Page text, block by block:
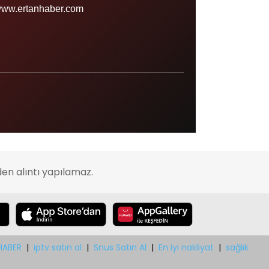
Sinop
Tekirdağ
Tunceli
Van
Yozgat
Zonguldak
alıntı yapılamaz.
| iptv satın al | Snus Satın Al | En iyi nakliyat | sağlık